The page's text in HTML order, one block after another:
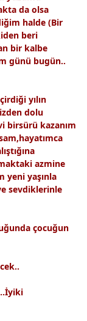
da olsa
halde (Bir
beri
bir kalbe
günü bugün..
yılın
dolu
birsürü kazanım
azmine
yeni yaşınla
sevdiklerinle
çocuğun